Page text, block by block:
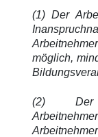
(1) Der
möglich,
(2) Der